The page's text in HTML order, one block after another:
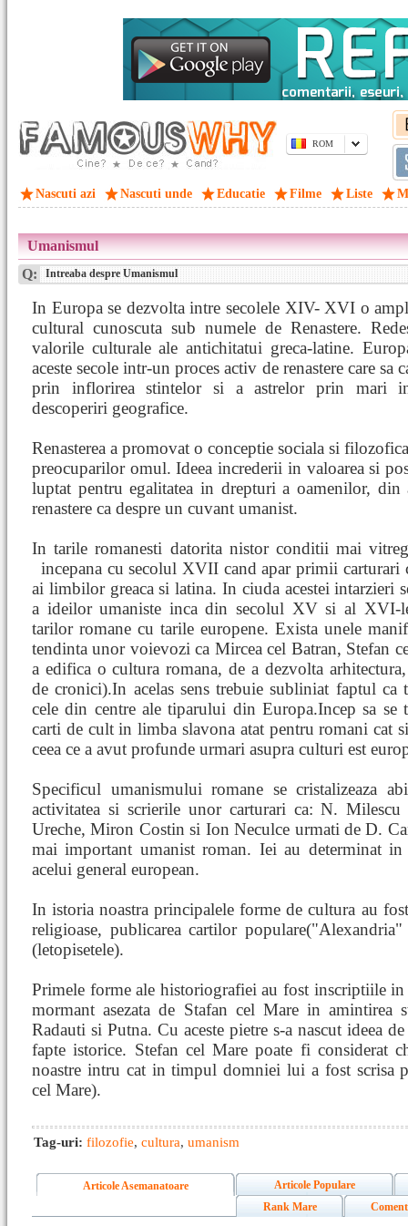
ROM
Nascuti azi Nascuti unde Educatie Filme Liste
Umanismul
Q: Intreaba despre Umanismul
In Europa se dezvolta intre secolele XIV- XVI o
cultural cunoscuta sub numele de Renastere.
valorile culturale ale antichitatui greca-latine.
aceste secole intr-un proces activ de renastere care sa
prin inflorirea stintelor si a astrelor prin mari
descoperiri geografice.
Renasterea a promovat o conceptie sociala si
preocuparilor omul. Ideea increderii in valoarea si
luptat pentru egalitatea in drepturi a oamenilor, din
renastere ca despre un cuvant umanist.
In tarile romanesti datorita nistor conditii mai
incepana cu secolul XVII cand apar primii carturari
ai limbilor greaca si latina. In ciuda acestei intarzieri
a ideilor umaniste inca din secolul XV si al XVI-
tarilor romane cu tarile europene. Exista unele
tendinta unor voievozi ca Mircea cel Batran, Stefan
a edifica o cultura romana, de a dezvolta
de cronici).In acelas sens trebuie subliniat faptul ca
cele din centre ale tiparului din Europa.Incep sa se
carti de cult in limba slavona atat pentru romani cat
ceea ce a avut profunde urmari asupra culturi est
Specificul umanismului romane se cristalizeaza
activitatea si scrierile unor carturari ca: N.
Ureche, Miron Costin si Ion Neculce urmati de D.
mai important umanist roman. Iei au determinat in
acelui general european.
In istoria noastra principalele forme de cultura au
religioase, publicarea cartilor
(letopisetele).
Primele forme ale historiografiei au fost inscriptiile
mormant asezata de Stafan cel Mare in amintirea
Radauti si Putna. Cu aceste pietre s-a nascut ideea
fapte istorice. Stefan cel Mare poate fi considerat
noastre intru cat in timpul domniei lui a fost scrisa
cel Mare).
Tag-uri: filozofie, cultura, umanism
Articole Asemanatoare
Articole Populare
Rank Mare